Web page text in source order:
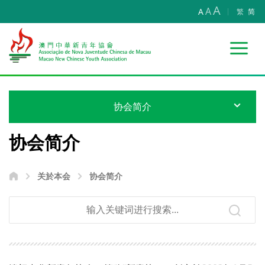
AAA 繁 简
协会简介
协会简介
关於本会 协会简介